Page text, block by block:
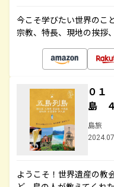
今こそ学びたい世界のこ
宗教、特長、現地の挨拶
０
島
島旅
ようこそ！世界遺産の教